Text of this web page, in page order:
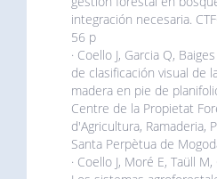
integración necesaria.
56 p
· Coello J, Garcia Q,
de clasificación visual de
madera en pie de
Centre de la Propietat
d'Agricultura, Ramaderia,
Santa Perpètua de
· Coello J, Moré E, Taüll